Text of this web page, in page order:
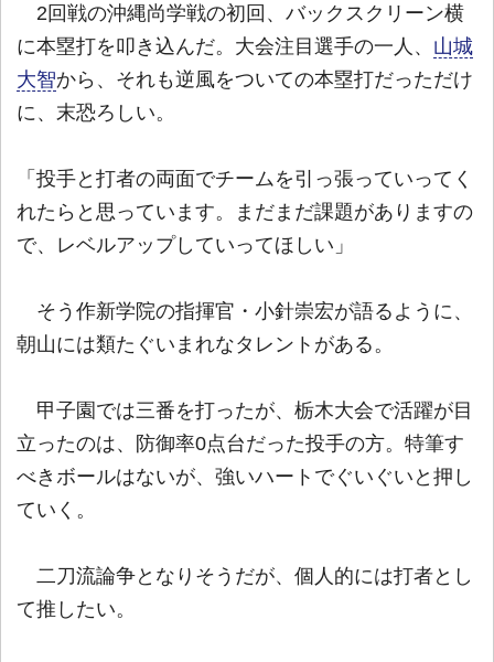
2回戦の沖縄尚学戦の初回、バックスクリーン横
に本塁打を叩き込んだ。大会注目選手の一人、 山城
大智から、それも逆風をついての本塁打だっただけ
に、末恐ろしい。
「投手と打者の両面でチームを引っ張っていってく
れたらと思っています。まだまだ課題がありますの
で、レベルアップしていってほしい」
そう作新学院の指揮官・小針崇宏が語るように、
朝山には類たぐいまれなタレントがある。
甲子園では三番を打ったが、栃木大会で活躍が目
立ったのは、防御率0点台だった投手の方。特筆す
べきボールはないが、強いハートでぐいぐいと押し
ていく。
二刀流論争となりそうだが、個人的には打者とし
て推したい。